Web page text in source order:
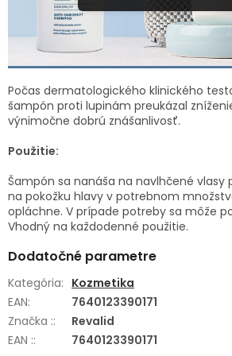
Počas dermatologického klinického
šampón proti lupinám preukázal
výnimočne dobrú znášanlivosť.
Použitie:
Šampón sa nanáša na navlhčené vlasy
na pokožku hlavy v potrebnom
opláchne. V prípade potreby sa môže
Vhodný na každodenné použitie.
Dodatočné parametre
Kategória: Kozmetika
EAN:
7640123390171
Značka ::
Revalid
EAN :: 7640123390171